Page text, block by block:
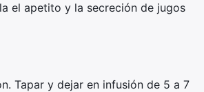
el apetito y la secreción de jugos
Tapar y dejar en infusión de 5 a 7